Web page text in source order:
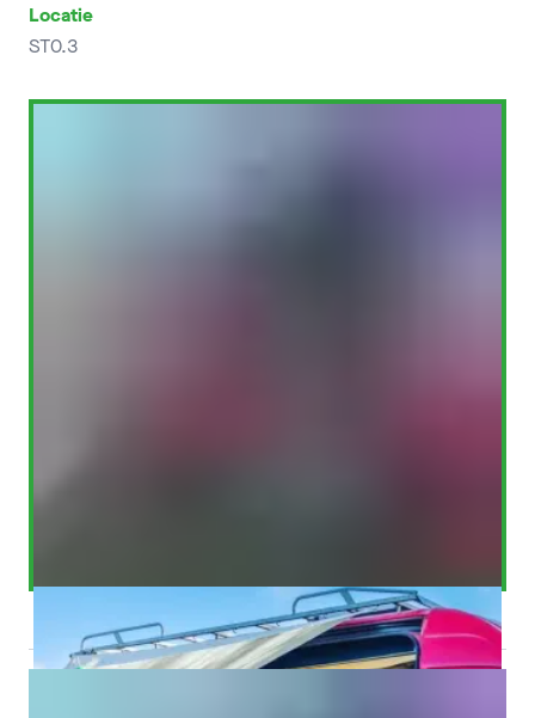
Locatie
ST0.3